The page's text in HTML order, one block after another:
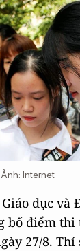
Internet
dục và
bố điểm
27/8.